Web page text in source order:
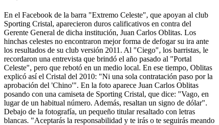
En el Facebook de la barra "Extremo Celeste", que apoyan al club
Sporting Cristal, aparecieron duros calificativos en contra del
Gerente General de dicha institución, Juan Carlos Oblitas. Los
hinchas celestes no encontraron mejor forma de defogar su ira ante
los resultados de su club versión 2011. Al "Ciego", los barristas, le
recordaron una entrevista que brindó el año pasado al "Portal
Celeste", pero que rebotó en un medio local. En ese tiempo, Oblitas
explicó así el Cristal del 2010: "Ni una sola contratación paso por la
aprobación del 'Chino'". En la foto aparece Juan Carlos Oblitas
posando con una camiseta de Sporting Cristal, que dice: "Vago, en
lugar de un habitual número. Además, resaltan un signo de dólar".
Debajo de la fotografía, un pequeño titular resaltado con letras
blancas. "Aceptarás la responsabilidad y te irás o te seguirás meando